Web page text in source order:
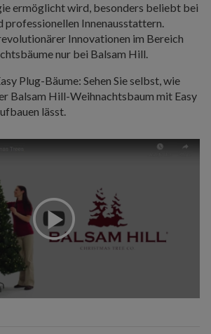
ermöglicht wird, besonders beliebt bei
professionellen Innenausstattern.
Innovationen im Bereich
nur bei Balsam Hill.
Plug-Bäume: Sehen Sie selbst, wie
Balsam Hill-Weihnachtsbaum mit Easy
lässt.